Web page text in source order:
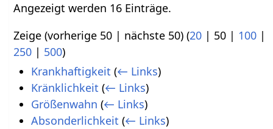
Angezeigt werden 16 Einträge.
Zeige (vorherige 50 | nächste 50) (20 | 50 | 100 |
250 | 500)
Krankhaftigkeit (← Links)
Kränklichkeit (← Links)
Größenwahn (← Links)
Absonderlichkeit (← Links)